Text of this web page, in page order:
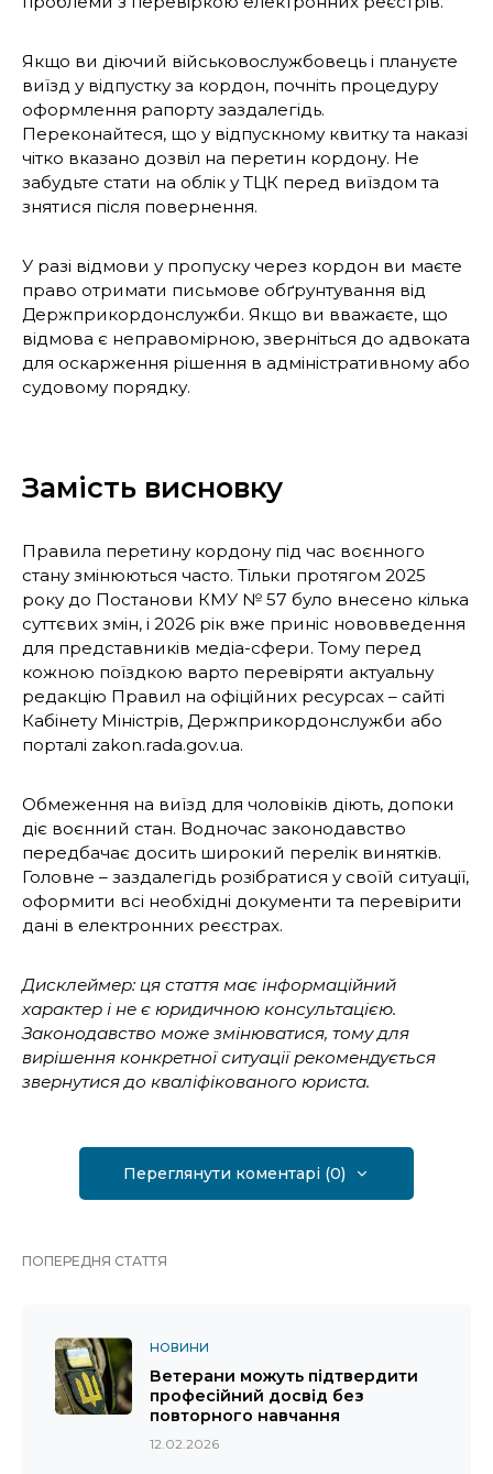
Якщо ви діючий військовослужбовець і плануєте
виїзд у відпустку за кордон, почніть процедуру
оформлення рапорту заздалегідь.
Переконайтеся, що у відпускному квитку та наказі
чітко вказано дозвіл на перетин кордону. Не
забудьте стати на облік у ТЦК перед виїздом та
знятися після повернення.
У разі відмови у пропуску через кордон ви маєте
право отримати письмове обґрунтування від
Держприкордонслужби. Якщо ви вважаєте, що
відмова є неправомірною, зверніться до адвоката
для оскарження рішення в адміністративному або
судовому порядку.
Замість висновку
Правила перетину кордону під час воєнного
стану змінюються часто. Тільки протягом 2025
року до Постанови КМУ № 57 було внесено кілька
суттєвих змін, і 2026 рік вже приніс нововведення
для представників медіа-сфери. Тому перед
кожною поїздкою варто перевіряти актуальну
редакцію Правил на офіційних ресурсах – сайті
Кабінету Міністрів, Держприкордонслужби або
порталі zakon.rada.gov.ua.
Обмеження на виїзд для чоловіків діють, допоки
діє воєнний стан. Водночас законодавство
передбачає досить широкий перелік винятків.
Головне ­– заздалегідь розібратися у своїй ситуації,
оформити всі необхідні документи та перевірити
дані в електронних реєстрах.
Дисклеймер: ця стаття має інформаційний
характер і не є юридичною консультацією.
Законодавство може змінюватися, тому для
вирішення конкретної ситуації рекомендується
звернутися до кваліфікованого юриста.
Переглянути коментарі (0)
ПОПЕРЕДНЯ СТАТТЯ
НОВИНИ
Ветерани можуть підтвердити
професійний досвід без
повторного навчання
12.02.2026